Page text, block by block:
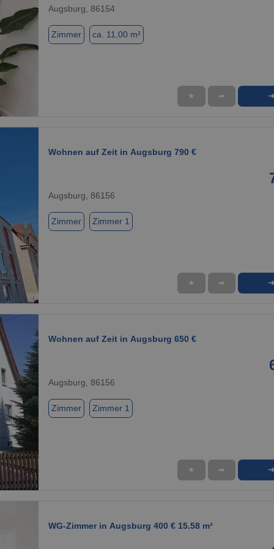
Augsburg, 86154
Zimmer ca. 11,00 m²
★ ➦ ➜
1 / 1
Wohnen auf Zeit in Augsburg 790 €
Augsburg, 86156
Zimmer Zimmer 1
★ ➦ ➜
1 / 1
Wohnen auf Zeit in Augsburg 650 €
Augsburg, 86156
Zimmer Zimmer 1
★ ➦ ➜
WG-Zimmer in Augsburg 400 € 15.58 m²